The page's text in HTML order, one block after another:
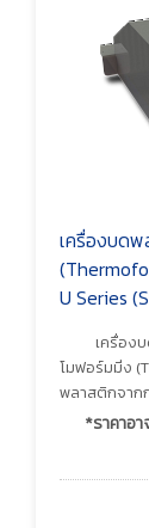
เครื่องบด
U Series
เครื่อง
โมฟอร์มมิ่ง
พลาสติกจาก
*ราคาอ